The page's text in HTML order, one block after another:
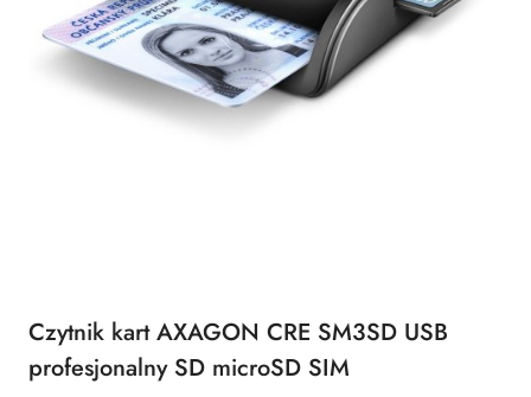
Czytnik kart AXAGON CRE SM3SD USB
profesjonalny SD microSD SIM